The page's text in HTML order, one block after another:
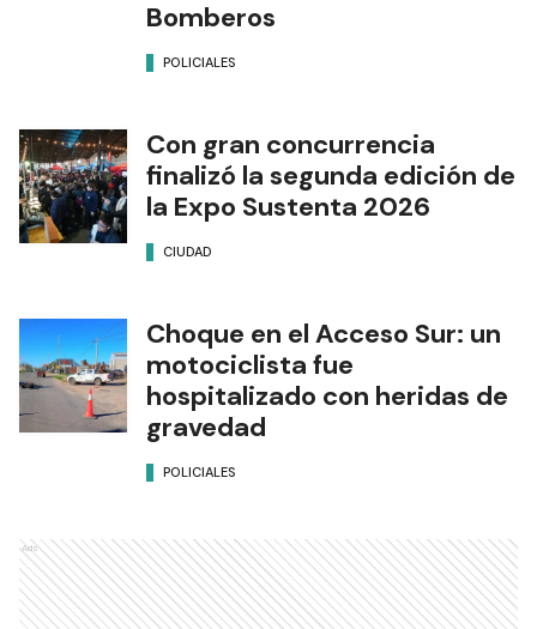
Bomberos
POLICIALES
Con gran concurrencia
finalizó la segunda edición de
la Expo Sustenta 2026
CIUDAD
Choque en el Acceso Sur: un
motociclista fue
hospitalizado con heridas de
gravedad
POLICIALES
Ads